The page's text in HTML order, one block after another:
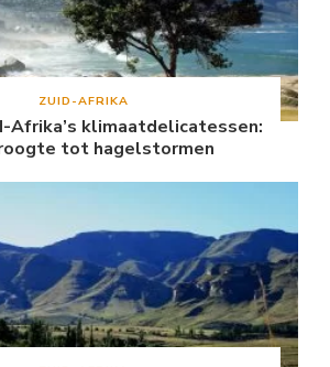
ZUID-AFRIKA
Afrika’s klimaatdelicatessen:
tot hagelstormen